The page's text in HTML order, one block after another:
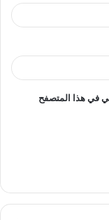
في هذا المتصفح